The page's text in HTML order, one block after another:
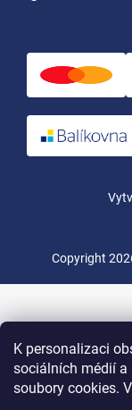
K personalizaci
sociálních médií a
soubory cookies.
Copyright